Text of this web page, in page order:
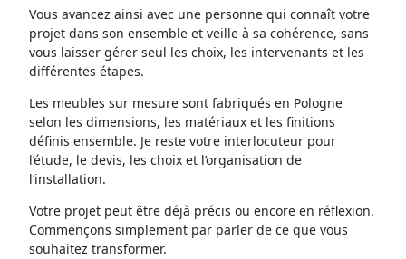
Vous avancez ainsi avec une personne qui connaît votre
projet dans son ensemble et veille à sa cohérence, sans
vous laisser gérer seul les choix, les intervenants et les
différentes étapes.
Les meubles sur mesure sont fabriqués en Pologne
selon les dimensions, les matériaux et les finitions
définis ensemble. Je reste votre interlocuteur pour
l’étude, le devis, les choix et l’organisation de
l’installation.
Votre projet peut être déjà précis ou encore en réflexion.
Commençons simplement par parler de ce que vous
souhaitez transformer.